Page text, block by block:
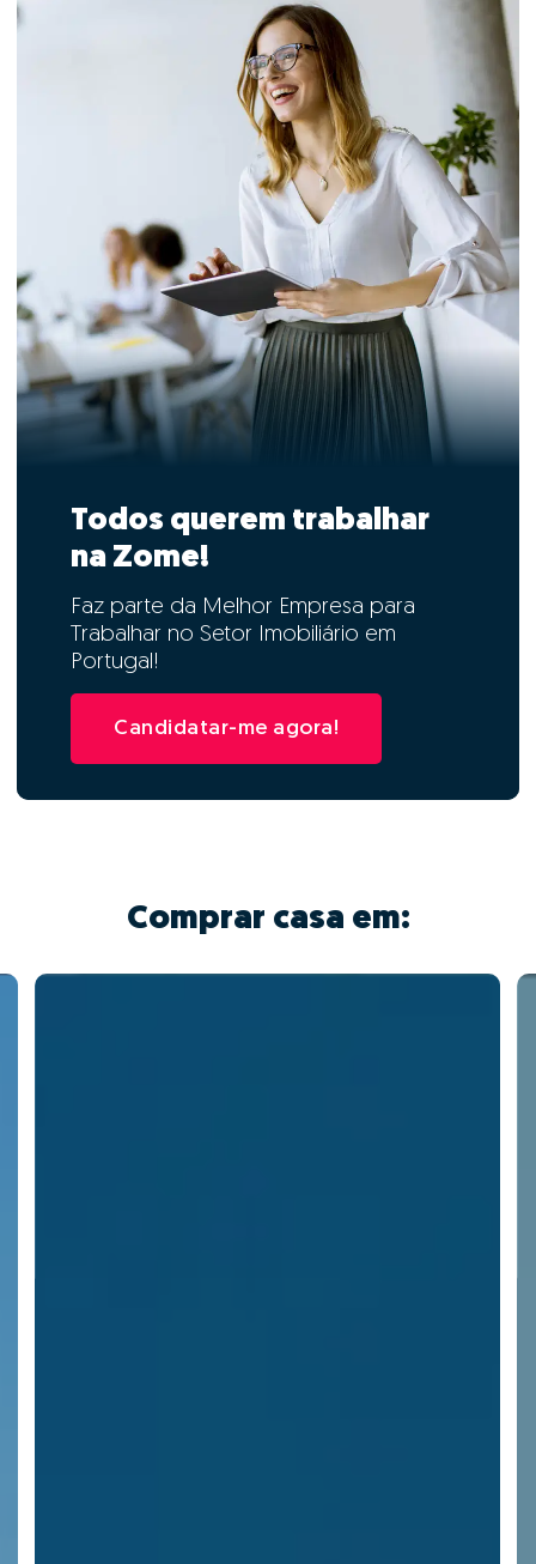
Todos querem trabalhar
na Zome!
Faz parte da Melhor Empresa para
Trabalhar no Setor Imobiliário em
Portugal!
Candidatar-me agora!
Comprar casa em: